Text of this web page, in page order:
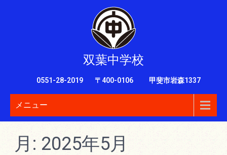
双葉中学校
0551-28-2019 〒400-0106 甲斐市岩森1337
メニュー
月: 2025年5月